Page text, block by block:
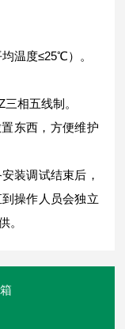
温度≤25℃）。
相五线制。
东西，方便维护
装调试结束后，
操作人员会独立
。